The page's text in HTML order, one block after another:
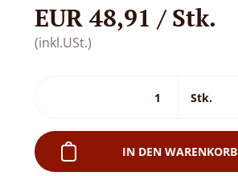
EUR 48,91 / Stk.
(inkl.USt.)
IN DEN WARENKORB